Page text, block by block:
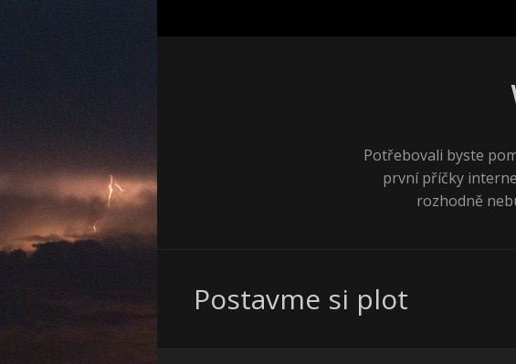
Potřebovali byste
první příčky
rozhodně
Postavme si plot